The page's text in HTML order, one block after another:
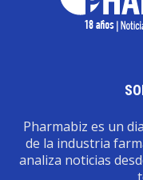
Pharmabiz es un
de la industria
analiza noticias